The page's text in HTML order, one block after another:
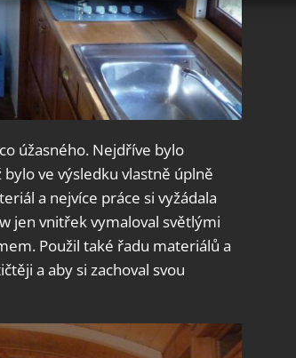
a zjišťování podvodů a
a zobrazování reklamy a obsahu,
ochrany osobních údajů.
úžasného. Nejdříve bylo
ve výsledku vlastně úplně
a nejvíce práce si vyžádala
jen vnitřek vymaloval světlými
Použil také řadu materiálů a
a aby si zachoval svou